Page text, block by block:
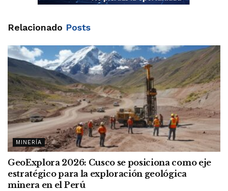
Relacionado Posts
MINERÍA
GeoExplora 2026: Cusco se posiciona como eje
estratégico para la exploración geológica
minera en el Perú